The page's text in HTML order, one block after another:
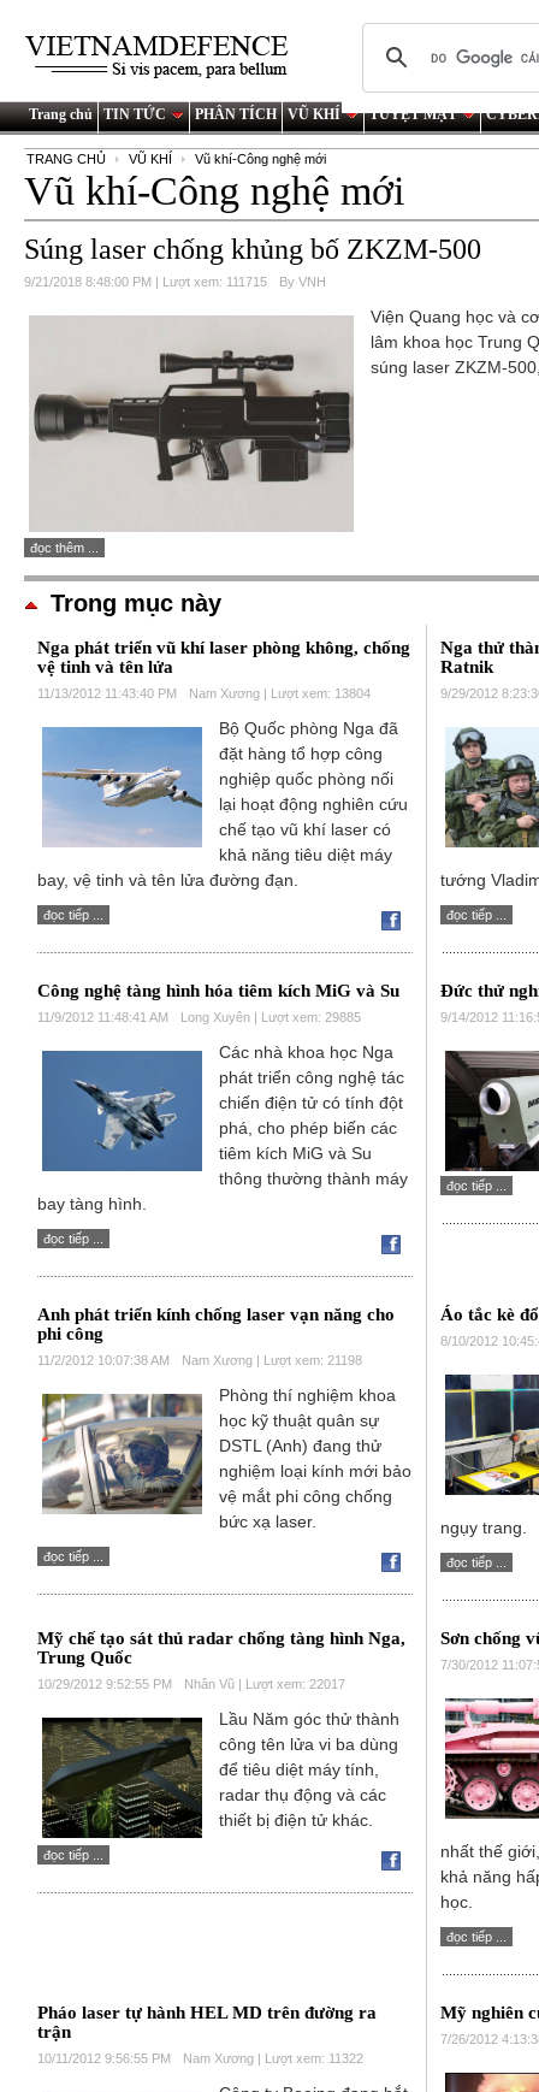
Trang chủ TIN TỨC PHÂN TÍCH VŨ KHÍ TUYỆT MẬT
TRANG CHỦ VŨ KHÍ Vũ khí-Công nghệ mới
Vũ khí-Công nghệ mới
Súng laser chống khủng bố ZKZM-500
9/21/2018 8:48:00 PM | Lượt xem: 111715 By VNH
Viện Quang học và
lâm khoa học Trung
súng laser ZKZM-
đọc thêm ...
Trong mục này
Nga phát triển vũ khí laser phòng không, chống
vệ tinh và tên lửa
11/13/2012 11:43:40 PM Nam Xương | Lượt xem: 13804
Bộ Quốc phòng Nga đã
đặt hàng tổ hợp công
nghiệp quốc phòng nối
lại hoạt động nghiên cứu
chế tạo vũ khí laser có
khả năng tiêu diệt máy
bay, vệ tinh và tên lửa đường đạn.
đọc tiếp ...
Nga thử
Ratnik
9/29/2012
tướng
đọc tiếp ...
Công nghệ tàng hình hóa tiêm kích MiG và Su
11/9/2012 11:48:41 AM Long Xuyên | Lượt xem: 29885
Các nhà khoa học Nga
phát triển công nghệ tác
chiến điện tử có tính đột
phá, cho phép biến các
tiêm kích MiG và Su
thông thường thành máy
bay tàng hình.
đọc tiếp ...
Đức thử
9/14/2012
đọc tiếp ...
Anh phát triển kính chống laser vạn năng cho
phi công
11/2/2012 10:07:38 AM Nam Xương | Lượt xem: 21198
Phòng thí nghiệm khoa
học kỹ thuật quân sự
DSTL (Anh) đang thử
nghiệm loại kính mới bảo
vệ mắt phi công chống
bức xạ laser.
đọc tiếp ...
Áo tắc kè
8/10/2012
ngụy trang.
đọc tiếp ...
Mỹ chế tạo sát thủ radar chống tàng hình Nga,
Trung Quốc
10/29/2012 9:52:55 PM Nhân Vũ | Lượt xem: 22017
Lầu Năm góc thử thành
công tên lửa vi ba dùng
để tiêu diệt máy tính,
radar thụ động và các
thiết bị điện tử khác.
đọc tiếp ...
Sơn chống
7/30/2012
nhất thế
khả năng
học.
đọc tiếp ...
Pháo laser tự hành HEL MD trên đường ra
trận
10/11/2012 9:56:55 PM Nam Xương | Lượt xem: 11322
Mỹ nghiên
7/26/2012